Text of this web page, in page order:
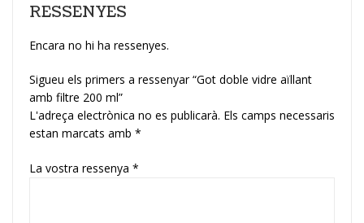
RESSENYES
Encara no hi ha ressenyes.
Sigueu els primers a ressenyar “Got doble vidre aïllant
amb filtre 200 ml”
L'adreça electrònica no es publicarà. Els camps necessaris
estan marcats amb *
La vostra ressenya *